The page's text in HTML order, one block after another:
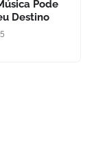
Pode
Destino